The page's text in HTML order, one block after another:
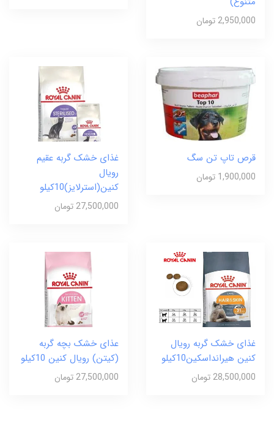
2,950,000 تومان
قرص تاپ تن سگ
1,900,000 تومان
غذای خشک گربه عقیم
رویال
کنین(استرلایز)10کیلو
27,500,000 تومان
غذای خشک گربه رویال
کنین هیرانداسکین10کیلو
28,500,000 تومان
عذای خشک بچه گربه
(کیتن) رویال کنین 10کیلو
27,500,000 تومان